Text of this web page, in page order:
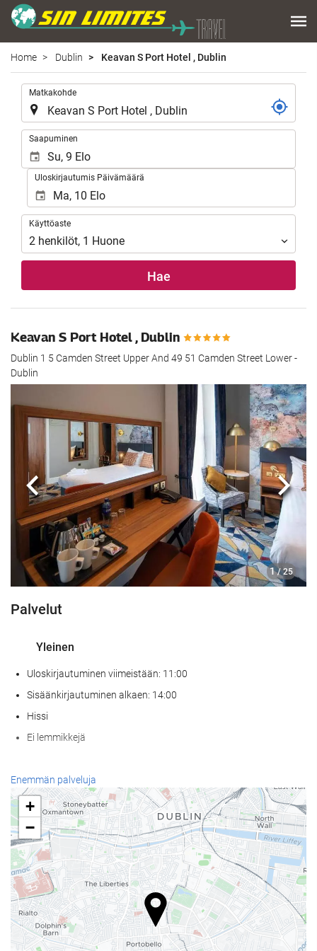
Home Dublin Keavan S Port Hotel , Dublin
Matkakohde
Saapuminen
Uloskirjautumis Päivämäärä
Käyttöaste
Käyttöaste
2 henkilöt, 1 Huone
Hae
Keavan S Port Hotel , Dublin
Dublin 1 5 Camden Street Upper And 49 51 Camden Street Lower -
Dublin
1 / 25
Edellinen
Palvelut
Yleinen
Uloskirjautuminen viimeistään: 11:00
Sisäänkirjautuminen alkaen: 14:00
Hissi
Ei lemmikkejä
Vastaanottopalvelut
24h-vastaanotto
Matkatavarasäilytys
Ruoka & juoma
À la carte -ravintola
Baari
Internet
Enemmän palveluja
+
−